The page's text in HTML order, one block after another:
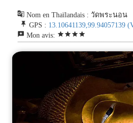
g_translate Nom en Thaïlandais : วัดพระนอน
push_pin GPS : 13.10641139,99.94057139
reviews Mon avis: starstarstarstar